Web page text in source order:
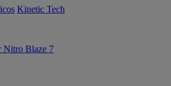
Kinetic Tech
Nitro Blaze 7